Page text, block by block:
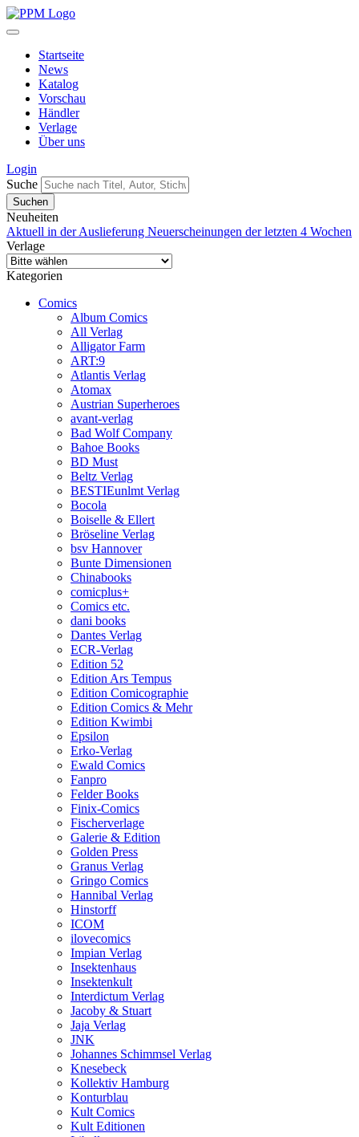
Startseite
News
Katalog
Vorschau
Händler
Verlage
Über uns
Login
Suche
Neuheiten
Aktuell in der Auslieferung Neuerscheinungen der letzten 4 Wochen
Verlage
Kategorien
Comics
Album Comics
All Verlag
Alligator Farm
ART:9
Atlantis Verlag
Atomax
Austrian Superheroes
avant-verlag
Bad Wolf Company
Bahoe Books
BD Must
Beltz Verlag
BESTIEunlmt Verlag
Bocola
Boiselle & Ellert
Bröseline Verlag
bsv Hannover
Bunte Dimensionen
Chinabooks
comicplus+
Comics etc.
dani books
Dantes Verlag
ECR-Verlag
Edition 52
Edition Ars Tempus
Edition Comicographie
Edition Comics & Mehr
Edition Kwimbi
Epsilon
Erko-Verlag
Ewald Comics
Fanpro
Felder Books
Finix-Comics
Fischerverlage
Galerie & Edition
Golden Press
Granus Verlag
Gringo Comics
Hannibal Verlag
Hinstorff
ICOM
ilovecomics
Impian Verlag
Insektenhaus
Insektenkult
Interdictum Verlag
Jacoby & Stuart
Jaja Verlag
JNK
Johannes Schimmsel Verlag
Knesebeck
Kollektiv Hamburg
Konturblau
Kult Comics
Kult Editionen